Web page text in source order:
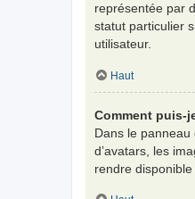
représentée par
statut particulier
utilisateur.
Haut
Comment puis-
Dans le
d’avatars, les
rendre